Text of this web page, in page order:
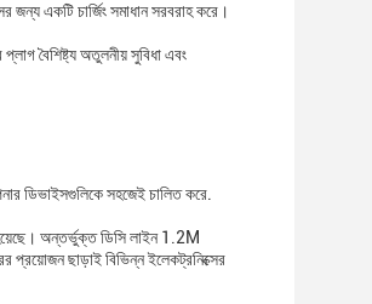
জন্য একটি চার্জিং সমাধান সরবরাহ করে।
বৈশিষ্ট্য অতুলনীয় সুবিধা এবং
ডিভাইসগুলিকে সহজেই চালিত করে.
অন্তর্ভুক্ত ডিসি লাইন 1.2M
প্রয়োজন ছাড়াই বিভিন্ন ইলেকট্রনিক্সের